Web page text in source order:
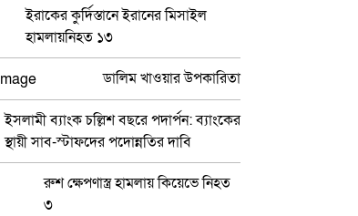
ইরাকের কুর্দিস্তানে ইরানের মিসাইল
হামলায়নিহত ১৩
ডালিম খাওয়ার উপকারিতা
ইসলামী ব্যাংক চল্লিশ বছরে পদার্পন: ব্যাংকের
স্থায়ী সাব-স্টাফদের পদোন্নতির দাবি
রুশ ক্ষেপণাস্ত্র হামলায় কিয়েভে নিহত
৩